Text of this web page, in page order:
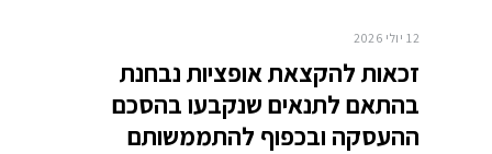
12 יולי 2026
זכאות להקצאת אופציות נבחנת
בהתאם לתנאים שנקבעו בהסכם
ההעסקה ובכפוף להתממשותם